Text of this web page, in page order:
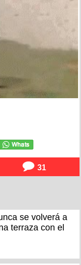
31
se volverá a
terraza con el